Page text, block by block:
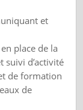
et
place de la
suivi d’activité
de formation
de